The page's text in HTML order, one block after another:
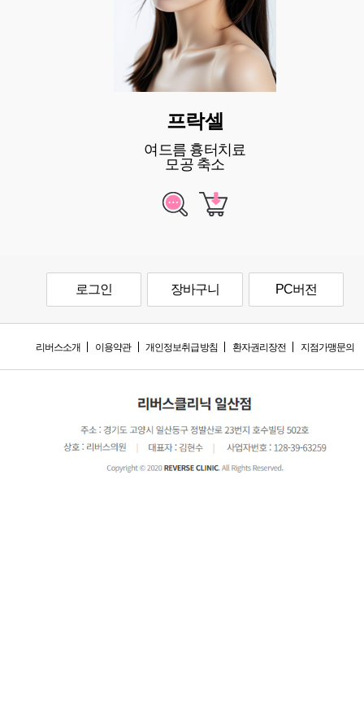
프락셀
여드름 흉터치료
모공 축소
로그인 장바구니 PC버전
리버스소개 이용약관 개인정보취급방침 환자권리장전 지점가맹문의